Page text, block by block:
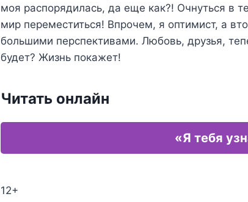
моя распорядилась, да еще как?! Очнуться в
мир переместиться! Впрочем, я оптимист, а
большими перспективами. Любовь, друзья,
будет? Жизнь покажет!
Читать онлайн
«Я тебя
12+